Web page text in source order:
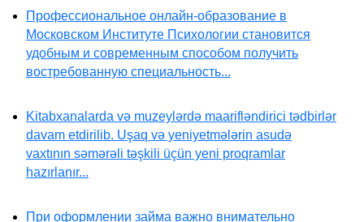
Профессиональное онлайн-образование в
Московском Институте Психологии становится
удобным и современным способом получить
востребованную специальность...
Kitabxanalarda və muzeylərdə maarifləndirici tədbirlər
davam etdirilib. Uşaq və yeniyetmələrin asudə
vaxtının səmərəli təşkili üçün yeni proqramlar
hazırlanır...
При оформлении займа важно внимательно